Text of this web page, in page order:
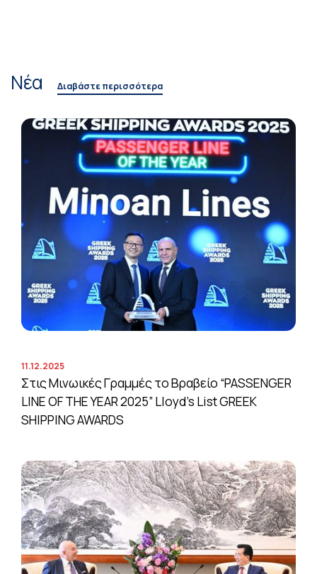
Νέα Διαβάστε περισσότερα
11.12.2025
Στις Μινωικές Γραμμές το Βραβείο “PASSENGER
LINE OF THE YEAR 2025” Lloyd’s List GREEK
SHIPPING AWARDS